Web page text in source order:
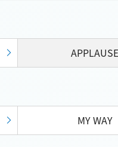
APPLAUSE
MY WAY